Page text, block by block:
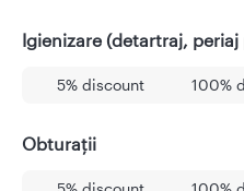
Igienizare (detartraj,
5% discount 100%
Obturații